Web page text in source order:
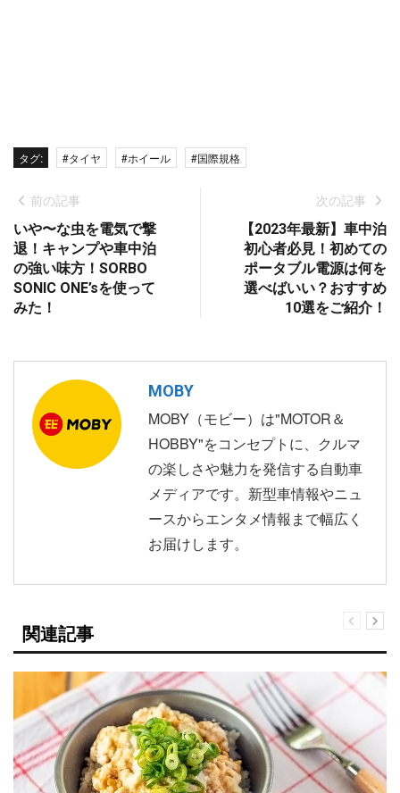
タグ: #タイヤ #ホイール #国際規格
前の記事
いや〜な虫を電気で撃
退！キャンプや車中泊
の強い味方！SORBO
SONIC ONE’sを使って
みた！
次の記事
【2023年最新】車中泊
初心者必見！初めての
ポータブル電源は何を
選べばいい？おすすめ
10選をご紹介！
MOBY
MOBY（モビー）は"MOTOR＆
HOBBY"をコンセプトに、クルマ
の楽しさや魅力を発信する自動車
メディアです。新型車情報やニュ
ースからエンタメ情報まで幅広く
お届けします。
関連記事